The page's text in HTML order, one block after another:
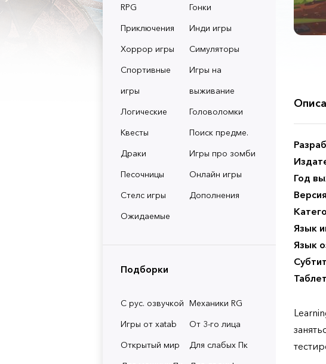
RPG
Гонки
Приключения
Инди игры
Хоррор игры
Симуляторы
Спортивные
игры
Игры на
выживание
Логические
Головоломки
Квесты
Поиск предме.
Драки
Игры про зомби
Песочницы
Онлайн игры
Стелс игры
Дополнения
Ожидаемые
Подборки
С рус. озвучкой Механики RG
Игры от xatab
От 3-го лица
Открытый мир
Для слабых Пк
Год
Язык
Язык